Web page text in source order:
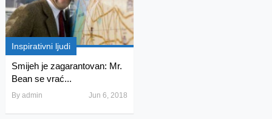
Inspirativni ljudi
Smijeh je zagarantovan: Mr.
Bean se vrać...
By admin Jun 6, 2018